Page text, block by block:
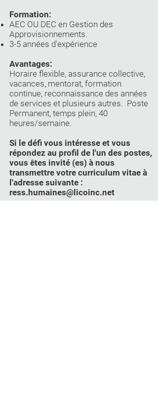
Formation:
AEC OU DEC en Gestion des
Approvisionnements.
3-5 années d'expérience
Avantages:
Horaire flexible, assurance collective,
vacances, mentorat, formation
continue, reconnaissance des années
de services et plusieurs autres. Poste
Permanent, temps plein, 40
heures/semaine.
Si le défi vous intéresse et vous
répondez au profil de l'un des postes,
vous êtes invité (es) à nous
transmettre votre curriculum vitae à
l'adresse suivante :
ress.humaines@licoinc.net